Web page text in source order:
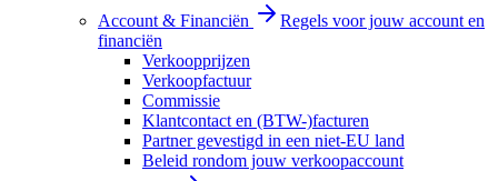
Account & Financiën
Regels voor jouw account en
financiën
Verkoopprijzen
Verkoopfactuur
Commissie
Klantcontact en (BTW-)facturen
Partner gevestigd in een niet-EU land
Beleid rondom jouw verkoopaccount